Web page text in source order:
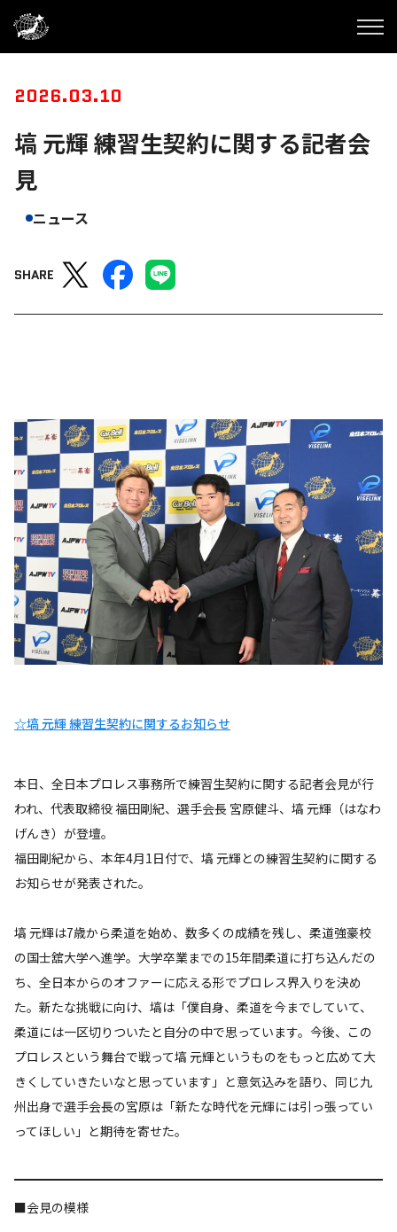
2026.03.10
塙 元輝 練習生契約に関する記者会
見
ニュース
SHARE
☆塙 元輝 練習生契約に関するお知らせ
本日、全日本プロレス事務所で練習生契約に関する記者会見が行
われ、代表取締役 福田剛紀、選手会長 宮原健斗、塙 元輝（はなわ
げんき）が登壇。
福田剛紀から、本年4月1日付で、塙 元輝との練習生契約に関する
お知らせが発表された。
塙 元輝は7歳から柔道を始め、数多くの成績を残し、柔道強豪校
の国士舘大学へ進学。大学卒業までの15年間柔道に打ち込んだの
ち、全日本からのオファーに応える形でプロレス界入りを決め
た。新たな挑戦に向け、塙は「僕自身、柔道を今までしていて、
柔道には一区切りついたと自分の中で思っています。今後、この
プロレスという舞台で戦って塙 元輝というものをもっと広めて大
きくしていきたいなと思っています」と意気込みを語り、同じ九
州出身で選手会長の宮原は「新たな時代を元輝には引っ張ってい
ってほしい」と期待を寄せた。
■会見の模様